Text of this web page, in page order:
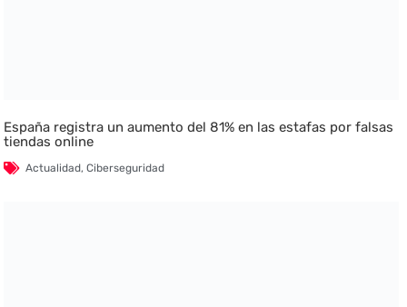
España registra un aumento del 81% en las estafas por falsas
tiendas online
Actualidad,Ciberseguridad